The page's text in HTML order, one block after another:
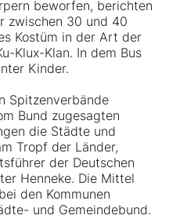
beworfen, berichten
zwischen 30 und 40
Kostüm in der Art der
Klux-Klan. In dem Bus
Kinder.
Spitzenverbände
Bund zugesagten
die Städte und
Tropf der Länder,
der Deutschen
Henneke. Die Mittel
den Kommunen
und Gemeindebund.